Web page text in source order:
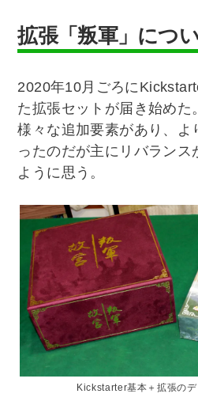
拡張「叛軍」につ
2020年10月ごろに
た拡張セットが届き始めた。
様々な追加要素があり、よ
ったのだが主にリバランス
ように思う。
Kickstarter基本＋拡張の